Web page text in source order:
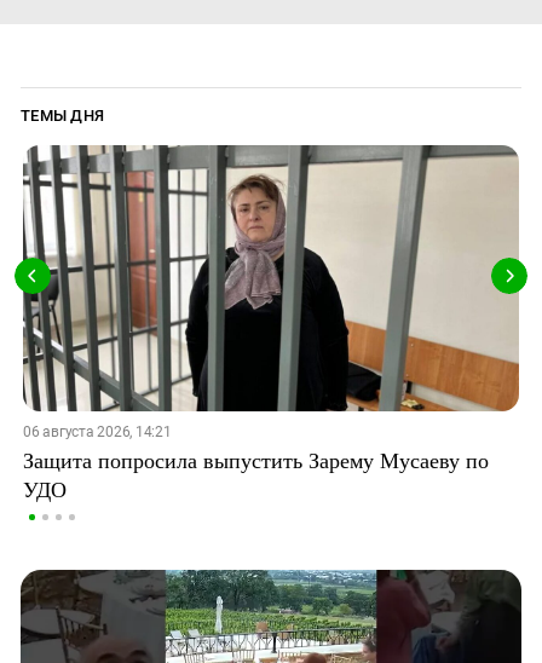
ТЕМЫ ДНЯ
06 августа 2026, 14:21
Защита попросила выпустить Зарему Мусаеву по
УДО